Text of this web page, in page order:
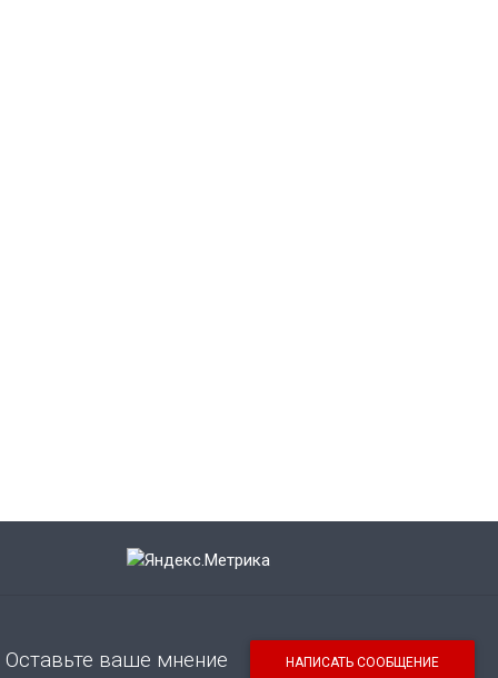
Оставьте ваше мнение НАПИСАТЬ СООБЩЕНИЕ